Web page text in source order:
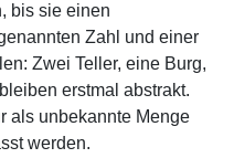
bis sie einen
Zahl und einer
Zwei Teller, eine Burg,
erstmal abstrakt.
als unbekannte Menge
werden.